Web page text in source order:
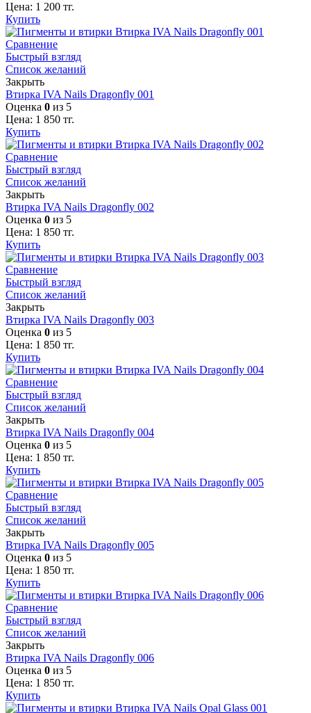
Цена: 1 200 тг.
Купить
Сравнение
Быстрый взгляд
Список желаний
Закрыть
Втирка IVA Nails Dragonfly 001
Оценка 0 из 5
Цена: 1 850 тг.
Купить
Сравнение
Быстрый взгляд
Список желаний
Закрыть
Втирка IVA Nails Dragonfly 002
Оценка 0 из 5
Цена: 1 850 тг.
Купить
Сравнение
Быстрый взгляд
Список желаний
Закрыть
Втирка IVA Nails Dragonfly 003
Оценка 0 из 5
Цена: 1 850 тг.
Купить
Сравнение
Быстрый взгляд
Список желаний
Закрыть
Втирка IVA Nails Dragonfly 004
Оценка 0 из 5
Цена: 1 850 тг.
Купить
Сравнение
Быстрый взгляд
Список желаний
Закрыть
Втирка IVA Nails Dragonfly 005
Оценка 0 из 5
Цена: 1 850 тг.
Купить
Сравнение
Быстрый взгляд
Список желаний
Закрыть
Втирка IVA Nails Dragonfly 006
Оценка 0 из 5
Цена: 1 850 тг.
Купить